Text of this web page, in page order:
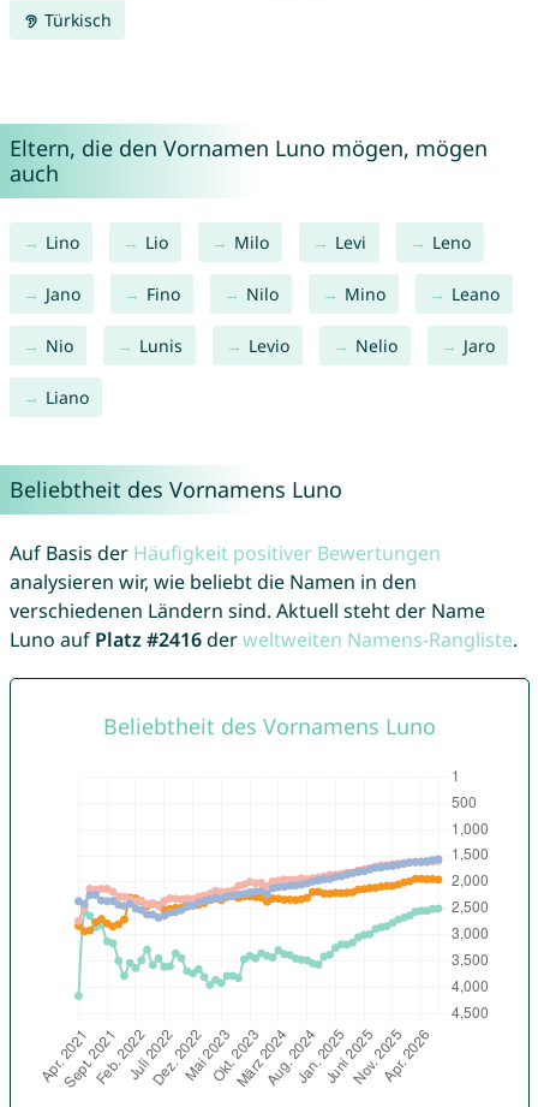
Türkisch
Eltern, die den Vornamen Luno mögen, mögen
auch
Lino Lio Milo Levi Leno
Jano Fino Nilo Mino Leano
Nio Lunis Levio Nelio Jaro
Liano
Beliebtheit des Vornamens Luno
Auf Basis der Häufigkeit positiver Bewertungen
analysieren wir, wie beliebt die Namen in den
verschiedenen Ländern sind. Aktuell steht der Name
Luno auf Platz #2416derweltweiten Namens-Rangliste.